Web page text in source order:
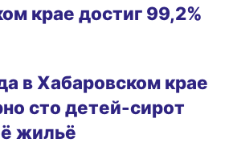
крае достиг 99,2%
в Хабаровском крае
сто детей-сирот
жильё